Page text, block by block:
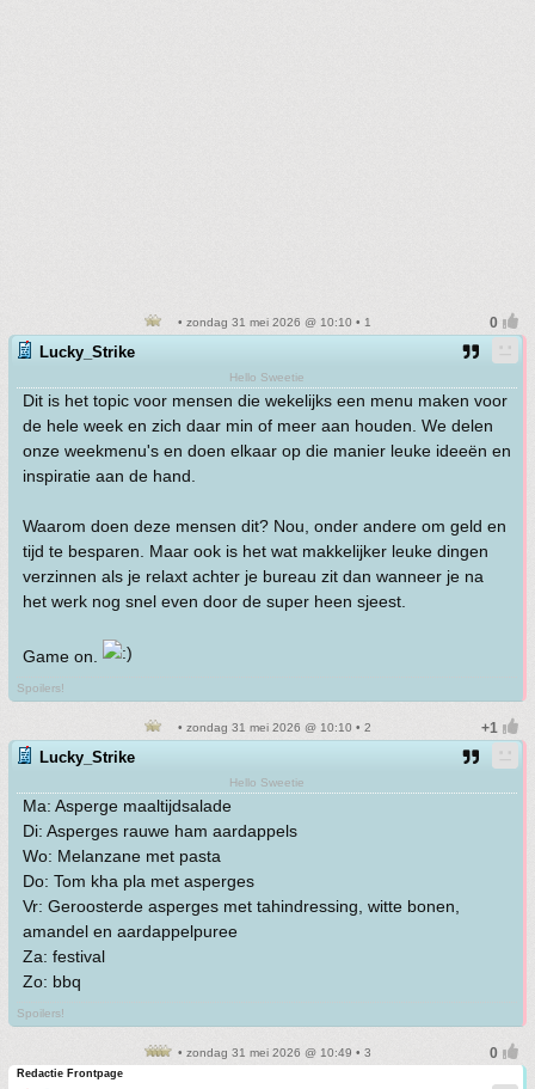
• zondag 31 mei 2026 @ 10:10 • 1
Lucky_Strike
Hello Sweetie
Dit is het topic voor mensen die wekelijks een menu maken voor
de hele week en zich daar min of meer aan houden. We delen
onze weekmenu's en doen elkaar op die manier leuke ideeën en
inspiratie aan de hand.
Waarom doen deze mensen dit? Nou, onder andere om geld en
tijd te besparen. Maar ook is het wat makkelijker leuke dingen
verzinnen als je relaxt achter je bureau zit dan wanneer je na
het werk nog snel even door de super heen sjeest.
Game on.
Spoilers!
• zondag 31 mei 2026 @ 10:10 • 2
Lucky_Strike
Hello Sweetie
Ma: Asperge maaltijdsalade
Di: Asperges rauwe ham aardappels
Wo: Melanzane met pasta
Do: Tom kha pla met asperges
Vr: Geroosterde asperges met tahindressing, witte bonen,
amandel en aardappelpuree
Za: festival
Zo: bbq
Spoilers!
• zondag 31 mei 2026 @ 10:49 • 3
Redactie Frontpage